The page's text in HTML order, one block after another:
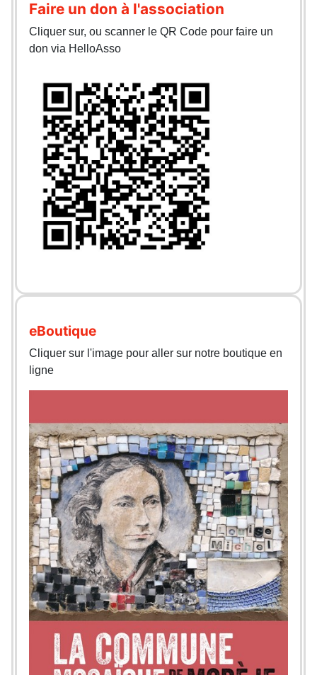
Faire un don à l'association
Cliquer sur, ou scanner le QR Code pour faire un
don via HelloAsso
eBoutique
Cliquer sur l'image pour aller sur notre boutique en
ligne